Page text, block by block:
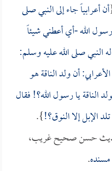
أن أعرابياً جاء إلى النبي صلى
الله -أي أعطني شيئاً
النبي صلى الله عليه وسلم:
أن ولد الناقة هو
الناقة يا رسول الله؟! فقال
الإبل إلا النوق؟!}.
حسن صحيح غريب،
مسنده.